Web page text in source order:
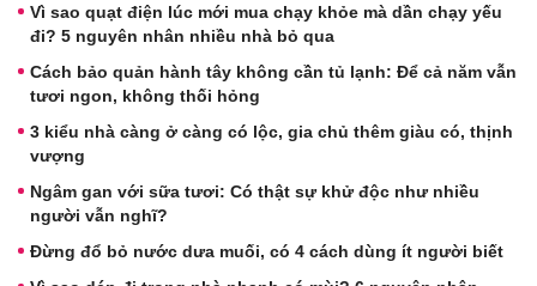
Vì sao quạt điện lúc mới mua chạy khỏe mà dần chạy yếu
đi? 5 nguyên nhân nhiều nhà bỏ qua
Cách bảo quản hành tây không cần tủ lạnh: Để cả năm vẫn
tươi ngon, không thối hỏng
3 kiểu nhà càng ở càng có lộc, gia chủ thêm giàu có, thịnh
vượng
Ngâm gan với sữa tươi: Có thật sự khử độc như nhiều
người vẫn nghĩ?
Đừng đổ bỏ nước dưa muối, có 4 cách dùng ít người biết